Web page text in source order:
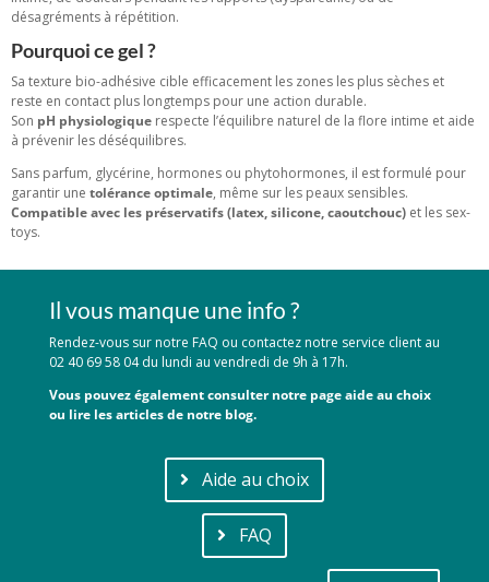
désagréments à répétition.
Pourquoi ce gel ?
Sa texture bio-adhésive cible efficacement les zones les plus sèches et
reste en contact plus longtemps pour une action durable.
Son pH physiologique respecte l’équilibre naturel de la flore intime et aide
à prévenir les déséquilibres.
Sans parfum, glycérine, hormones ou phytohormones, il est formulé pour
garantir une tolérance optimale, même sur les peaux sensibles.
Compatible avec les préservatifs (latex, silicone, caoutchouc) et les sex-
toys.
Il vous manque une info ?
Rendez-vous sur notre FAQ ou contactez notre service client au
02 40 69 58 04 du lundi au vendredi de 9h à 17h.
Vous pouvez également consulter notre page aide au choix
ou lire les articles de notre blog.
Aide au choix
FAQ